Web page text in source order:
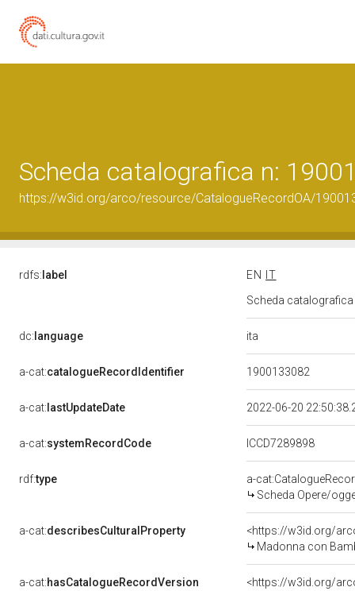
Scheda catalografica n:
https://w3id.org/arco/resource/CatalogueRecordOA/
rdfs: label EN
IT
Scheda
dc: language ita
a-cat:catalogueRecordIdentifier 1900133082
a-cat: lastUpdateDate 2022-06-20
a-cat:systemRecordCode ICCD7289898
rdf:type
a-
Scheda Opere/
a-cat:describesCulturalProperty
<https://w3id.org/
Madonna con
a-cat:hasCatalogueRecordVersion
<https://w3id.org/